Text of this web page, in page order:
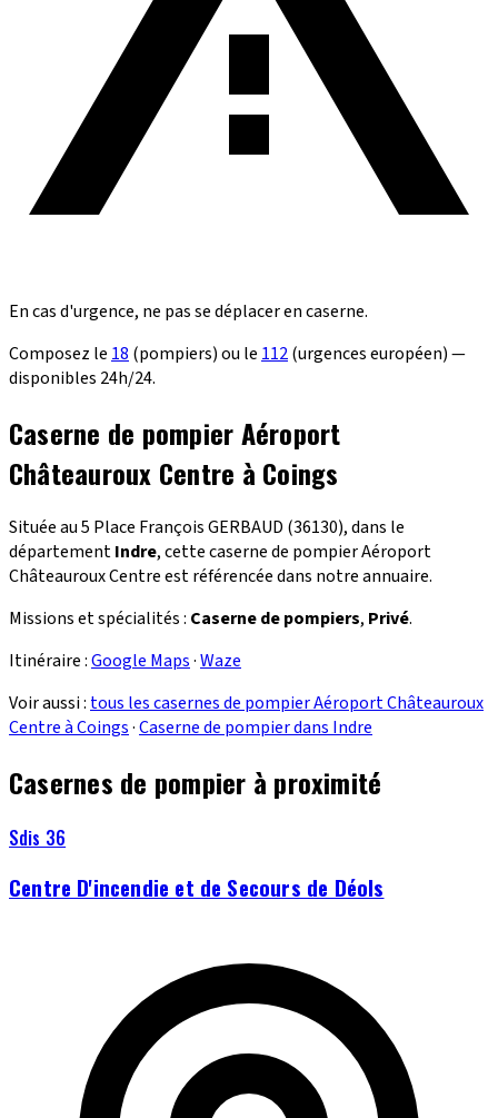
En cas d'urgence, ne pas se déplacer en caserne.
Composez le 18 (pompiers) ou le 112(urgences européen) —
disponibles 24h/24.
Caserne de pompier Aéroport
Châteauroux Centre à Coings
Située au 5 Place François GERBAUD (36130), dans le
départementIndre, cette caserne de pompier Aéroport
Châteauroux Centre est référencée dans notre annuaire.
Missions et spécialités : Caserne de pompiers, Privé.
Itinéraire :Google Maps·Waze
Voir aussi : tous les casernes de pompier Aéroport Châteauroux
Centre à Coings·Caserne de pompier dans Indre
Casernes de pompier à proximité
Sdis 36
Centre D'incendie et de Secours de Déols